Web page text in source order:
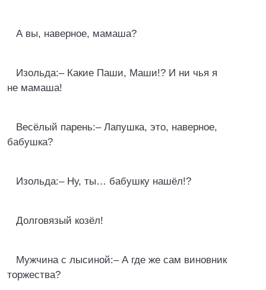
А вы, наверное, мамаша?
Изольда:– Какие Паши, Маши!? И ни чья я
не мамаша!
Весёлый парень:– Лапушка, это, наверное,
бабушка?
Изольда:– Ну, ты… бабушку нашёл!?
Долговязый козёл!
Мужчина с лысиной:– А где же сам виновник
торжества?